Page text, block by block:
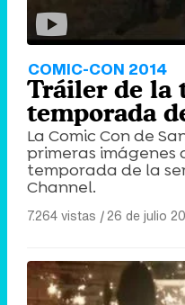
COMIC-CON 2014
Tráiler de la
temporada
La Comic Con de
primeras imágenes
temporada de la
Channel.
7.264 vistas |26 de julio